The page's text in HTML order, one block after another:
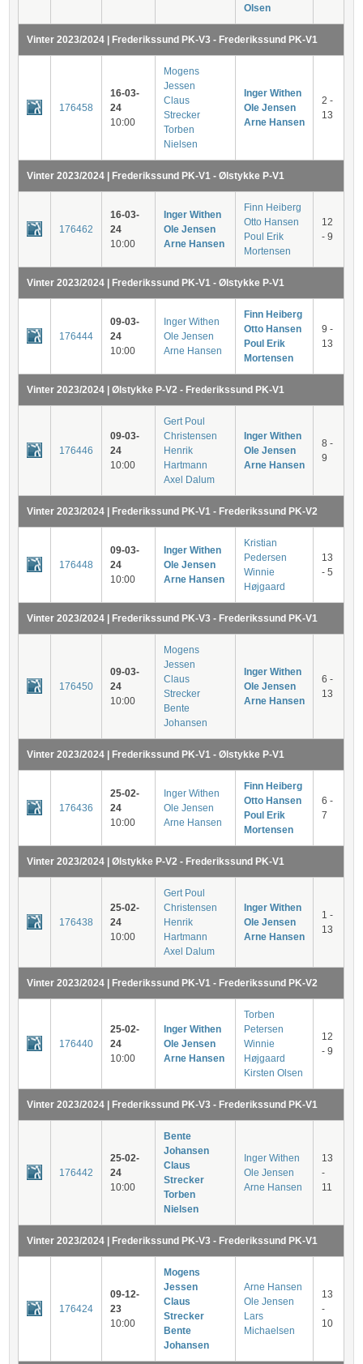
Olsen
Vinter 2023/2024 | Frederikssund PK-V3 - Frederikssund PK-V1
176458
16-03-
24
10:00
Mogens
Jessen
Claus
Strecker
Torben
Nielsen
Inger Withen
Ole Jensen
Arne Hansen
2 -
13
Vinter 2023/2024 | Frederikssund PK-V1 - Ølstykke P-V1
176462
16-03-
24
10:00
Inger Withen
Ole Jensen
Arne Hansen
Finn Heiberg
Otto Hansen
Poul Erik
Mortensen
12
- 9
Vinter 2023/2024 | Frederikssund PK-V1 - Ølstykke P-V1
176444
09-03-
24
10:00
Inger Withen
Ole Jensen
Arne Hansen
Finn Heiberg
Otto Hansen
Poul Erik
Mortensen
9 -
13
Vinter 2023/2024 | Ølstykke P-V2 - Frederikssund PK-V1
176446
09-03-
24
10:00
Gert Poul
Christensen
Henrik
Hartmann
Axel Dalum
Inger Withen
Ole Jensen
Arne Hansen
8 -
9
Vinter 2023/2024 | Frederikssund PK-V1 - Frederikssund PK-V2
176448
09-03-
24
10:00
Inger Withen
Ole Jensen
Arne Hansen
Kristian
Pedersen
Winnie
Højgaard
13
- 5
Vinter 2023/2024 | Frederikssund PK-V3 - Frederikssund PK-V1
176450
09-03-
24
10:00
Mogens
Jessen
Claus
Strecker
Bente
Johansen
Inger Withen
Ole Jensen
Arne Hansen
6 -
13
Vinter 2023/2024 | Frederikssund PK-V1 - Ølstykke P-V1
176436
25-02-
24
10:00
Inger Withen
Ole Jensen
Arne Hansen
Finn Heiberg
Otto Hansen
Poul Erik
Mortensen
6 -
7
Vinter 2023/2024 | Ølstykke P-V2 - Frederikssund PK-V1
176438
25-02-
24
10:00
Gert Poul
Christensen
Henrik
Hartmann
Axel Dalum
Inger Withen
Ole Jensen
Arne Hansen
1 -
13
Vinter 2023/2024 | Frederikssund PK-V1 - Frederikssund PK-V2
176440
25-02-
24
10:00
Inger Withen
Ole Jensen
Arne Hansen
Torben
Petersen
Winnie
Højgaard
Kirsten Olsen
12
- 9
Vinter 2023/2024 | Frederikssund PK-V3 - Frederikssund PK-V1
176442
25-02-
24
10:00
Bente
Johansen
Claus
Strecker
Torben
Nielsen
Inger Withen
Ole Jensen
Arne Hansen
13
-
11
Vinter 2023/2024 | Frederikssund PK-V3 - Frederikssund PK-V1
176424
09-12-
23
10:00
Mogens
Jessen
Claus
Strecker
Bente
Johansen
Arne Hansen
Ole Jensen
Lars
Michaelsen
13
-
10